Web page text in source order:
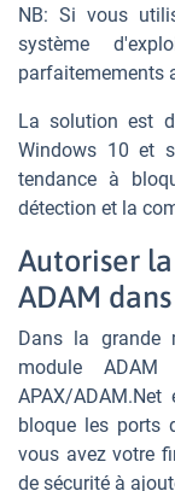
NB: Si vous
système
parfaitemements
La solution est
Windows 10 et
tendance à
détection et la
Autoriser
ADAM
Dans la grande
module
APAX/
bloque les ports
vous avez votre
de sécurité à